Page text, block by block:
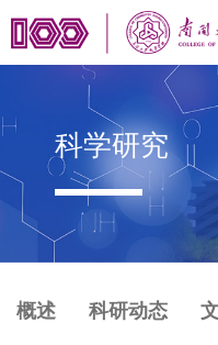
科学研究
概述 科研动态